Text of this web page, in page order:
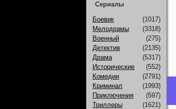
Сериалы
Боевик
(1017)
Мелодрамы
(3318)
Военный
(275)
Детектив
(2135)
Драма
(5317)
Исторические
(552)
Комедии
(2791)
Криминал
(1993)
Приключения
(597)
Триллеры
(1621)